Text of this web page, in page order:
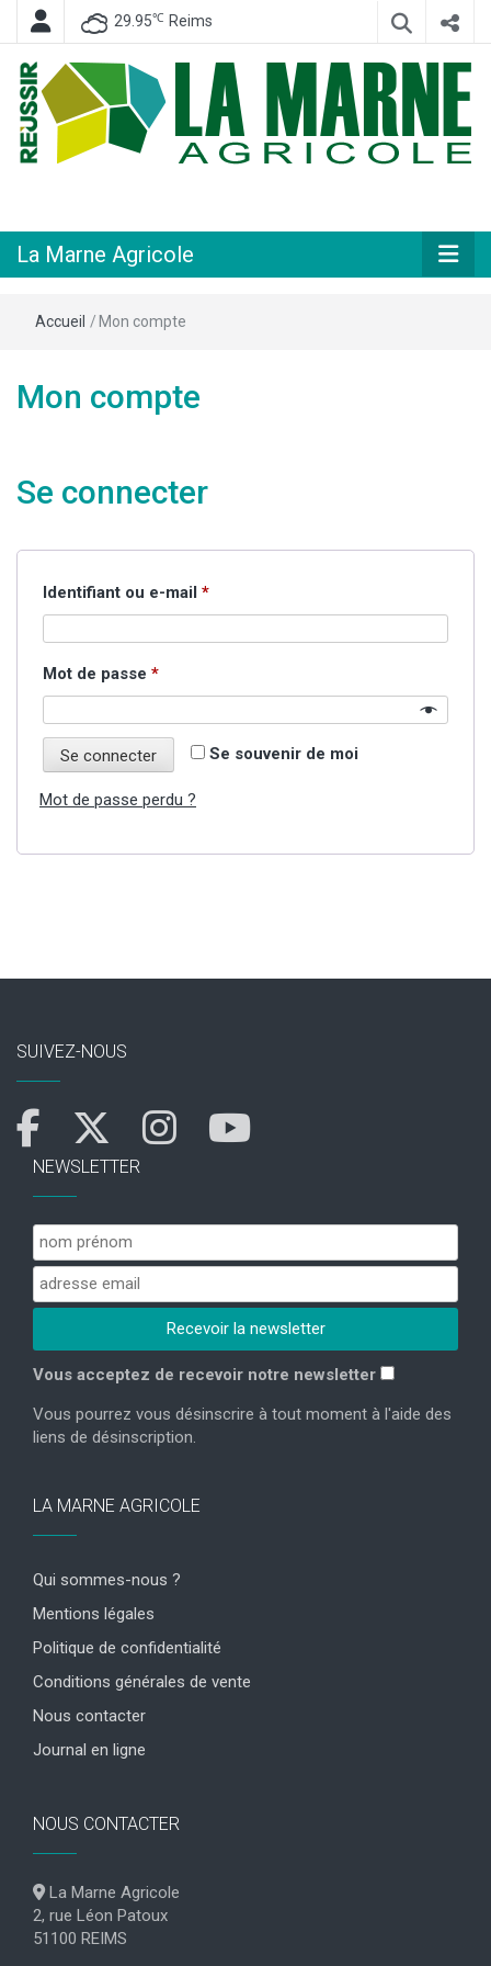
29.95℃ Reims
Agricole
La Marne Agricole
Accueil /Mon compte
Mon compte
Se connecter
Identifiant ou e-mail *Obligatoire
Mot de passe *Obligatoire
Se souvenir de moi
Se connecter
Mot de passe perdu ?
SUIVEZ-NOUS
NEWSLETTER
Vous acceptez de recevoir notre newsletter
Vous pourrez vous désinscrire à tout moment à l'aide des
liens de désinscription.
LA MARNE AGRICOLE
Qui sommes-nous ?
Mentions légales
Politique de confidentialité
Conditions générales de vente
Nous contacter
Journal en ligne
NOUS CONTACTER
La Marne Agricole
2, rue Léon Patoux
51100 REIMS